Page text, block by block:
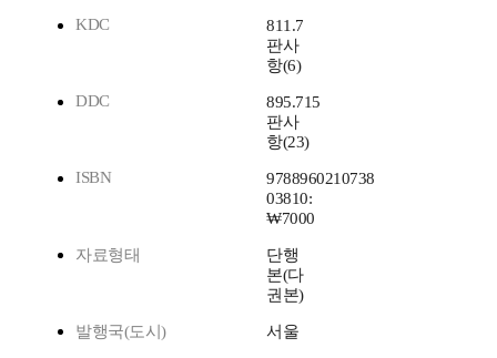
KDC
811.7
판사
항(6)
DDC
895.715
판사
항(23)
ISBN
9788960210738
03810:
₩7000
자료형태
단행
본(다
권본)
발행국(도시) 서울